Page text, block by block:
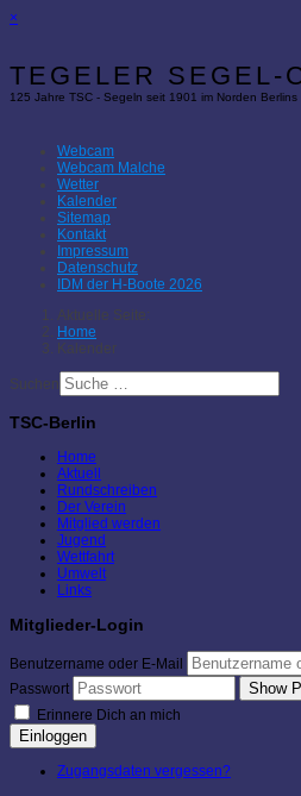
×
TEGELER SEGEL-
125 Jahre TSC - Segeln seit 1901 im Norden Berlins
Webcam
Webcam Malche
Wetter
Kalender
Sitemap
Kontakt
Impressum
Datenschutz
IDM der H-Boote 2026
Aktuelle Seite:
Home
Kalender
Suchen
TSC-Berlin
Home
Aktuell
Rundschreiben
Der Verein
Mitglied werden
Jugend
Wettfahrt
Umwelt
Links
Mitglieder-Login
Benutzername oder E-Mail
Passwort
Show
Erinnere Dich an mich
Einloggen
Zugangsdaten vergessen?